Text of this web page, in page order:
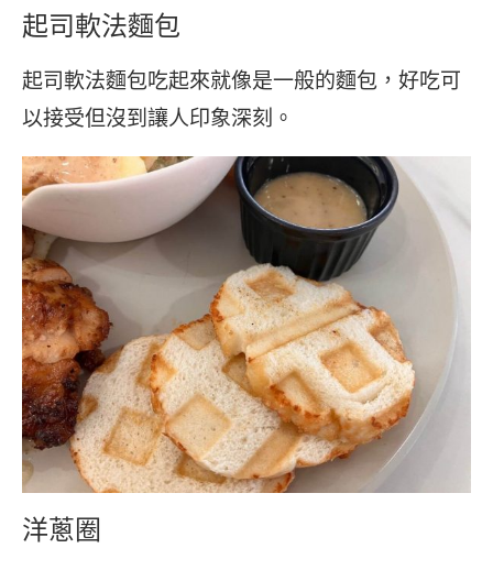
起司軟法麵包
起司軟法麵包吃起來就像是一般的麵包，好吃可
以接受但沒到讓人印象深刻。
洋蔥圈